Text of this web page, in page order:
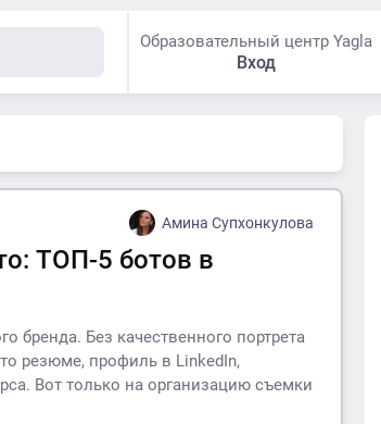
Образовательный центр Yagla
Вход
Амина Супхонкулова
ТОП-5 ботов в
бренда. Без качественного портрета
резюме, профиль в LinkedIn,
Вот только на организацию съемки